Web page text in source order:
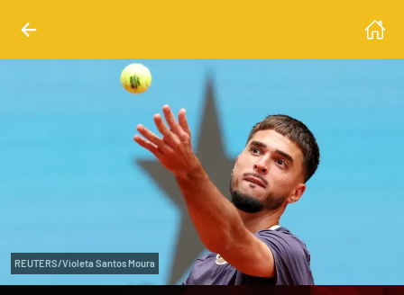
REUTERS/Violeta Santos Moura